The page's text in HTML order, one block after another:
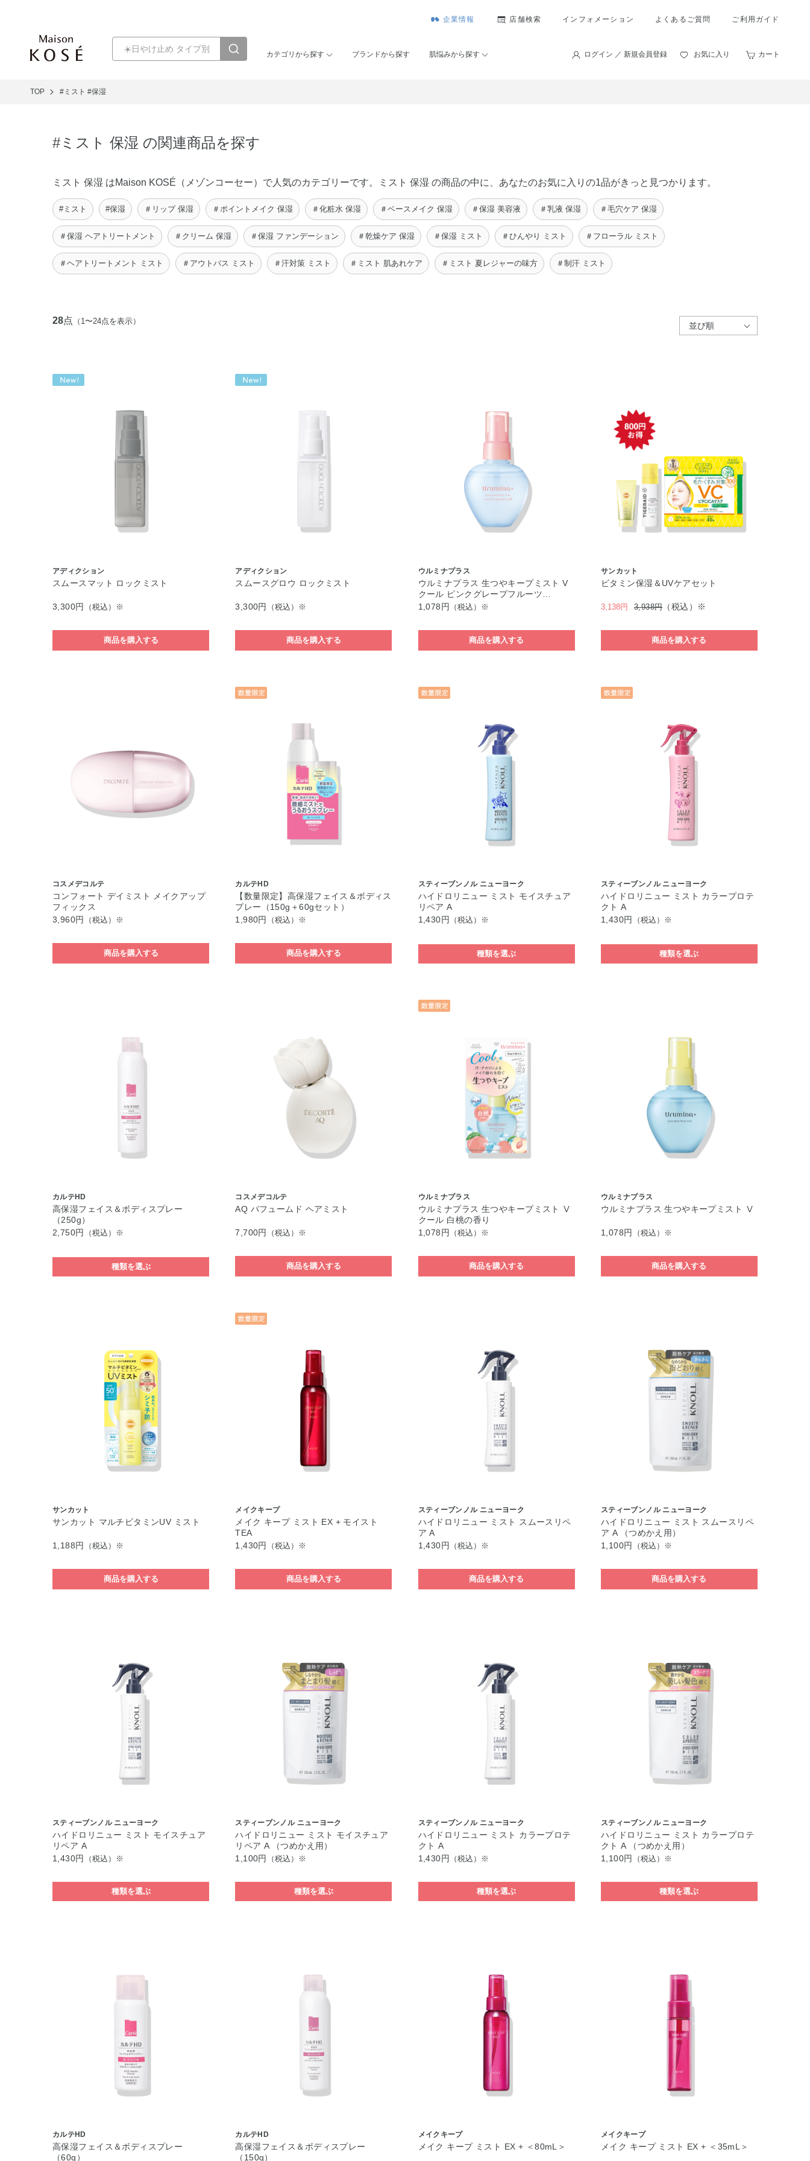
企業情報 店舗検索 インフォメーション よくあるご質問 ご利用ガイド
カテゴリから探す ブランドから探す 肌悩みから探す ログイン ／ 新規会員登録 お気に入り カート
TOP #ミスト #保湿
#ミスト 保湿 の関連商品を探す
ミスト 保湿 はMaison KOSÉ（メゾンコーセー）で人気のカテゴリーです。ミスト 保湿 の商品の中に、あなたのお気に入りの1品がきっと見つかります。
#ミスト #保湿 ＃リップ 保湿 ＃ポイントメイク 保湿 ＃化粧水 保湿 ＃ベースメイク 保湿 ＃保湿 美容液 ＃乳液 保湿 ＃毛穴ケア 保湿
＃保湿 ヘアトリートメント ＃クリーム 保湿 ＃保湿 ファンデーション ＃乾燥ケア 保湿 ＃保湿 ミスト ＃ひんやり ミスト ＃フローラル ミスト
＃ヘアトリートメント ミスト ＃アウトバス ミスト ＃汗対策 ミスト ＃ミスト 肌あれケア ＃ミスト 夏レジャーの味方 ＃制汗 ミスト
28点 （1〜24点を表示）
アディクション
スムースマット ロックミスト
3,300円 （税込）※
商品を購入する
アディクション
スムースグロウ ロックミスト
3,300円 （税込）※
商品を購入する
ウルミナプラス
ウルミナプラス 生つやキープミスト V
クール ピンクグレープフルーツ…
1,078円
（税込）※
商品を購入する
サンカット
ビタミン保湿＆UVケアセット
3,138円 3,938円（税込）※
商品を購入する
コスメデコルテ
コンフォート デイミスト メイクアップ
フィックス
3,960円
（税込）※
商品を購入する
カルテHD
【数量限定】高保湿フェイス＆ボディス
プレー（150g＋60gセット）
1,980円
（税込）※
商品を購入する
スティーブンノル ニューヨーク
ハイドロリニュー ミスト モイスチュア
リペア A
1,430円
（税込）※
種類を選ぶ
スティーブンノル ニューヨーク
ハイドロリニュー ミスト カラープロテ
クト A
1,430円
（税込）※
種類を選ぶ
カルテHD
高保湿フェイス＆ボディスプレー
（250g）
2,750円
（税込）※
種類を選ぶ
コスメデコルテ
AQ パフュームド ヘアミスト
7,700円 （税込）※
商品を購入する
ウルミナプラス
ウルミナプラス 生つやキープミスト Ⅴ
クール 白桃の香り
1,078円
（税込）※
商品を購入する
ウルミナプラス
ウルミナプラス 生つやキープミスト Ⅴ
1,078円 （税込）※
商品を購入する
サンカット
サンカット マルチビタミンUV ミスト
1,188円 （税込）※
商品を購入する
メイクキープ
メイク キープ ミスト EX + モイスト
TEA
1,430円
（税込）※
商品を購入する
スティーブンノル ニューヨーク
ハイドロリニュー ミスト スムースリペ
ア A
1,430円
（税込）※
商品を購入する
スティーブンノル ニューヨーク
ハイドロリニュー ミスト スムースリペ
ア A （つめかえ用）
1,100円
（税込）※
商品を購入する
スティーブンノル ニューヨーク
ハイドロリニュー ミスト モイスチュア
リペア A
1,430円
（税込）※
種類を選ぶ
スティーブンノル ニューヨーク
ハイドロリニュー ミスト モイスチュア
リペア A （つめかえ用）
1,100円
（税込）※
種類を選ぶ
スティーブンノル ニューヨーク
ハイドロリニュー ミスト カラープロテ
クト A
1,430円
（税込）※
種類を選ぶ
スティーブンノル ニューヨーク
ハイドロリニュー ミスト カラープロテ
クト A （つめかえ用）
1,100円
（税込）※
種類を選ぶ
カルテHD
高保湿フェイス＆ボディスプレー
（60g）
カルテHD
高保湿フェイス＆ボディスプレー
（150g）
メイクキープ
メイク キープ ミスト EX + ＜80mL＞
メイクキープ
メイク キープ ミスト EX + ＜35mL＞